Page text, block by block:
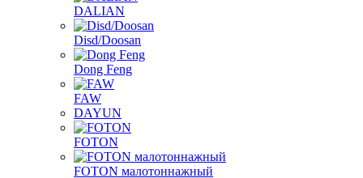
DALIAN
Disd/Doosan
Dong Feng
FAW
DAYUN
FOTON
FOTON малотоннажный